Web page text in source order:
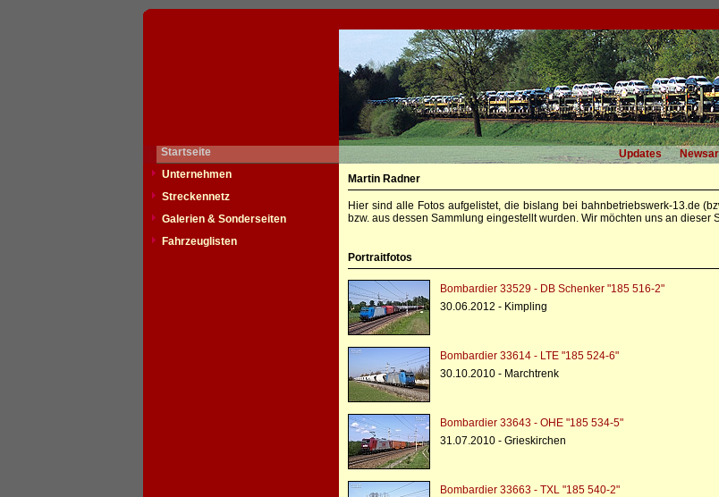
Startseite Updates
Unternehmen
Streckennetz
Galerien & Sonderseiten
Fahrzeuglisten
Martin Radner
Hier sind alle Fotos aufgelistet, die bislang bei bahnbetriebswerk-13.de
bzw. aus dessen Sammlung eingestellt wurden. Wir möchten uns an
Portraitfotos
Bombardier 33529 - DB Schenker "185 516-2"
30.06.2012 - Kimpling
Bombardier 33614 - LTE "185 524-6"
30.10.2010 - Marchtrenk
Bombardier 33643 - OHE "185 534-5"
31.07.2010 - Grieskirchen
Bombardier 33663 - TXL "185 540-2"